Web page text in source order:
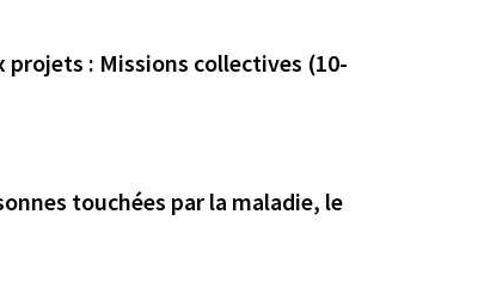
: Missions collectives (10-
touchées par la maladie, le